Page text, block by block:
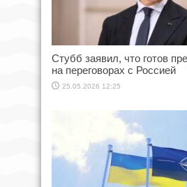
Стубб заявил, что готов
на переговорах с Россией
25.05.2026 12:25